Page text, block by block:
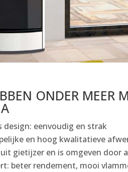
ONDER MEER
design: eenvoudig en strak
en hoog kwalitatieve
gietijzer en is omgeven door
beter rendement, mooi